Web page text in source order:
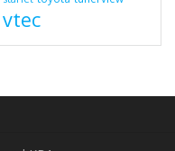
vtec